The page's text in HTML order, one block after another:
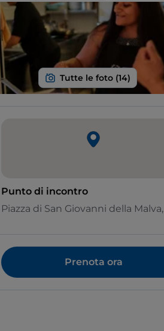
Punto di incontro
Piazza di San Giovanni della Malva,
Prenota ora